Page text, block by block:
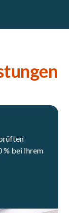
% bei Ihrem